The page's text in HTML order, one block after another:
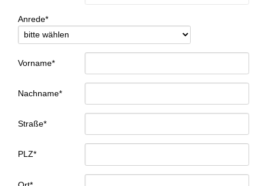
Anrede*
Vorname*
Nachname*
Straße*
PLZ*